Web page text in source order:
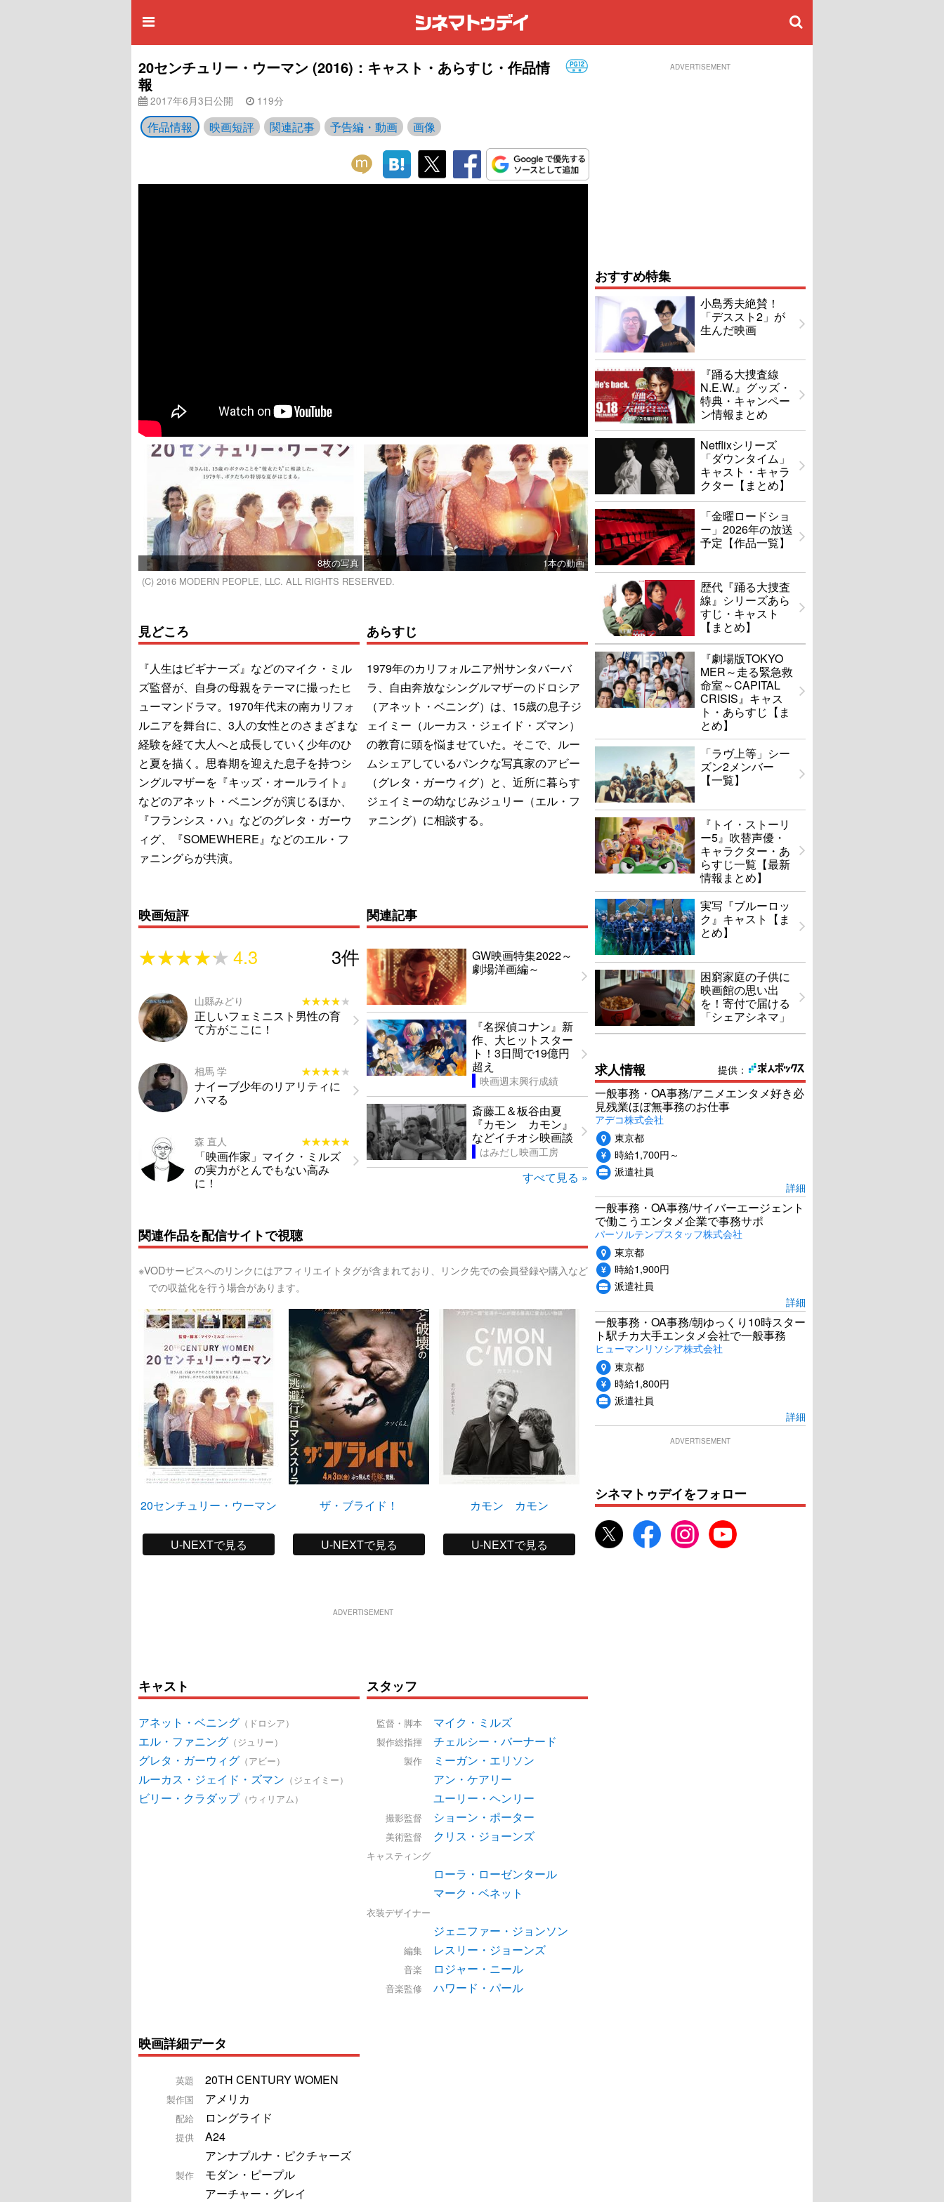
20センチュリー・ウーマン (2016)：キャスト・あらすじ・作品情
報
2017年6月3日公開 119分
作品情報 映画短評 関連記事 予告編・動画 画像
8枚の写真
1本の動画
(C) 2016 MODERN PEOPLE, LLC. ALL RIGHTS RESERVED.
見どころ
『人生はビギナーズ』などのマイク・ミル
ズ監督が、自身の母親をテーマに撮ったヒ
ューマンドラマ。1970年代末の南カリフォ
ルニアを舞台に、3人の女性とのさまざまな
経験を経て大人へと成長していく少年のひ
と夏を描く。思春期を迎えた息子を持つシ
ングルマザーを『キッズ・オールライト』
などのアネット・ベニングが演じるほか、
『フランシス・ハ』などのグレタ・ガーウ
ィグ、『SOMEWHERE』などのエル・フ
ァニングらが共演。
あらすじ
1979年のカリフォルニア州サンタバーバ
ラ、自由奔放なシングルマザーのドロシア
（アネット・ベニング）は、15歳の息子ジ
ェイミー（ルーカス・ジェイド・ズマン）
の教育に頭を悩ませていた。そこで、ルー
ムシェアしているパンクな写真家のアビー
（グレタ・ガーウィグ）と、近所に暮らす
ジェイミーの幼なじみジュリー（エル・フ
ァニング）に相談する。
映画短評
★★★★★
★★★★★4.3 3件
山縣みどり ★★★★★
★★★★★
正しいフェミニスト男性の育
て方がここに！
相馬 学 ★★★★★
★★★★★
ナイーブ少年のリアリティに
ハマる
森 直人 ★★★★★
★★★★★
「映画作家」マイク・ミルズ
の実力がとんでもない高み
に！
関連記事
GW映画特集2022～
劇場洋画編～
『名探偵コナン』新
作、大ヒットスター
ト！3日間で19億円
超え
映画週末興行成績
斎藤工＆板谷由夏
『カモン カモン』
などイチオシ映画談
はみだし映画工房
すべて見る »
関連作品を配信サイトで視聴
※VODサービスへのリンクにはアフィリエイトタグが含まれており、リンク先での会員登録や購入など
での収益化を行う場合があります。
20センチュリー・ウーマン
U-NEXTで見る
ザ・ブライド！
U-NEXTで見る
カモン カモン
U-NEXTで見る
選ばなかったみち
U-NEXTで見る
幸せの答え合わせ
ADVERTISEMENT
キャスト
アネット・ベニング （ドロシア）
エル・ファニング （ジュリー）
グレタ・ガーウィグ （アビー）
ルーカス・ジェイド・ズマン （ジェイミー）
ビリー・クラダップ（ウィリアム）
スタッフ
監督・脚本 マイク・ミルズ
製作総指揮 チェルシー・バーナード
製作
ミーガン・エリソン
アン・ケアリー
ユーリー・ヘンリー
撮影監督 ショーン・ポーター
美術監督 クリス・ジョーンズ
キャスティング
ローラ・ローゼンタール
マーク・ベネット
衣装デザイナー
ジェニファー・ジョンソン
編集 レスリー・ジョーンズ
音楽 ロジャー・ニール
音楽監修 ハワード・パール
映画詳細データ
英題 20TH CENTURY WOMEN
製作国 アメリカ
配給 ロングライド
提供
A24
アンナプルナ・ピクチャーズ
製作
モダン・ピープル
アーチャー・グレイ
ADVERTISEMENT
おすすめ特集
小島秀夫絶賛！
「デススト2」が
生んだ映画
『踊る大捜査線
N.E.W.』グッズ・
特典・キャンペー
ン情報まとめ
Netflixシリーズ
「ダウンタイム」
キャスト・キャラ
クター【まとめ】
「金曜ロードショ
ー」2026年の放送
予定【作品一覧】
歴代『踊る大捜査
線』シリーズあら
すじ・キャスト
【まとめ】
『劇場版TOKYO
MER～走る緊急救
命室～CAPITAL
CRISIS』キャス
ト・あらすじ【ま
とめ】
「ラヴ上等」シー
ズン2メンバー
【一覧】
『トイ・ストーリ
ー5』吹替声優・
キャラクター・あ
らすじ一覧【最新
情報まとめ】
実写『ブルーロッ
ク』キャスト【ま
とめ】
困窮家庭の子供に
映画館の思い出
を！寄付で届ける
「シェアシネマ」
提供：
求人情報
一般事務・OA事務/アニメエンタメ好き必
見残業ほぼ無事務のお仕事
アデコ株式会社
東京都
時給1,700円～
派遣社員
詳細
一般事務・OA事務/サイバーエージェント
で働こうエンタメ企業で事務サポ
パーソルテンプスタッフ株式会社
東京都
時給1,900円
派遣社員
詳細
一般事務・OA事務/朝ゆっくり10時スター
ト駅チカ大手エンタメ会社で一般事務
ヒューマンリソシア株式会社
東京都
時給1,800円
派遣社員
詳細
ADVERTISEMENT
シネマトゥデイをフォロー